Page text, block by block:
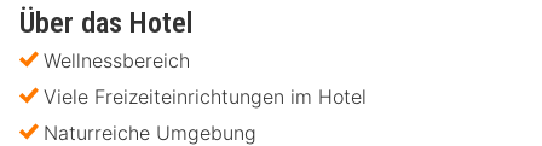
Über das Hotel
Wellnessbereich
Viele Freizeiteinrichtungen im Hotel
Naturreiche Umgebung